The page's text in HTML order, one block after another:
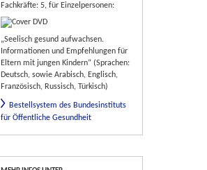
Fachkräfte: 5, für Einzelpersonen:
„Seelisch gesund aufwachsen.
Informationen und Empfehlungen für
Eltern mit jungen Kindern“ (Sprachen:
Deutsch, sowie Arabisch, Englisch,
Französisch, Russisch, Türkisch)
Bestellsystem des Bundesinstituts
für Öffentliche Gesundheit